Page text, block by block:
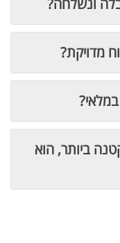
מדויקת?
ביותר, הוא